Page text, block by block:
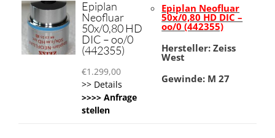
Epiplan
Neofluar
50x/0,80 HD
DIC – oo/0
(442355)
€1.299,00
>> Details
>>>> Anfrage
stellen
Epiplan Neofluar
50x/0,80 HD DIC –
oo/0 (442355)
Hersteller: Zeiss
West
Gewinde: M 27